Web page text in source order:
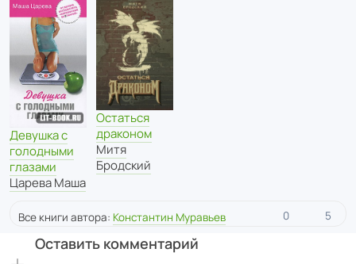
Девушка с
голодными
глазами
Царева Маша
Остаться
драконом
Митя
Бродский
Все книги автора: Константин Муравьев 0 5
Оставить комментарий